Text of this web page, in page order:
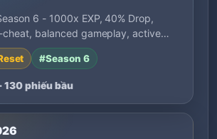
6 - 1000x EXP, 40% Drop,
balanced gameplay, active
#Season 6
130 phiếu bầu